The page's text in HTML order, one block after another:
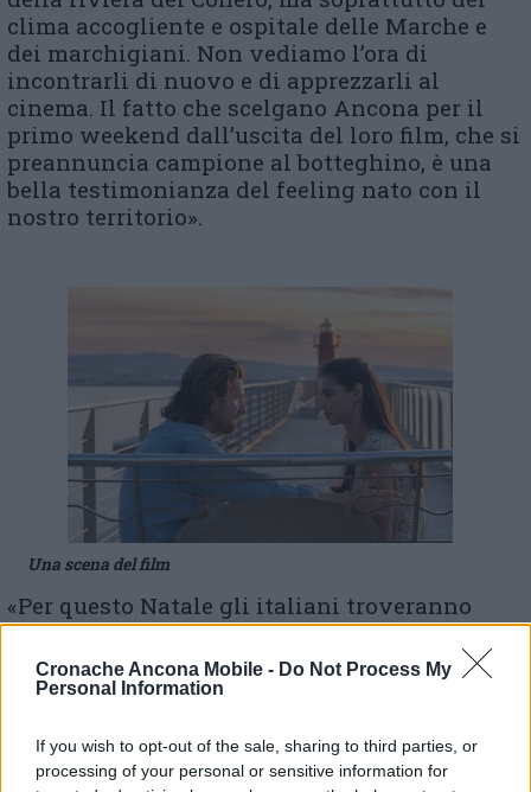
Cronache Ancona Mobile - Do Not Process My
Personal Information
If you wish to opt-out of the sale, sharing to third parties, or
processing of your personal or sensitive information for
clima accogliente e ospitale delle Marche e
dei marchigiani. Non vediamo l’ora di
incontrarli di nuovo e di apprezzarli al
cinema. Il fatto che scelgano Ancona per il
primo weekend dall’uscita del loro film, che si
preannuncia campione al botteghino, è una
bella testimonianza del feeling nato con il
nostro territorio».
Una scena del film
«Per questo Natale gli italiani troveranno
luoghi, sapori e atmosfere delle Marche al
cinema grazie a due fuoriclasse della comicità
italiana, per la prima volta insieme –
ha
Marche Film Commission-. Chiudiamo in
modo scoppiettante un 2024 di crescita per il